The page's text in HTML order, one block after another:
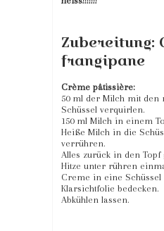
Zubereitung:
frangipane
Crème pâtissière:
50 ml der Milch mit
Schüssel verquirlen.
150 ml Milch in einem
Heiße Milch in die
verrühren.
Alles zurück in den
Hitze unter rühren
Creme in eine
Klarsichtfolie bedecken.
Abkühlen lassen.